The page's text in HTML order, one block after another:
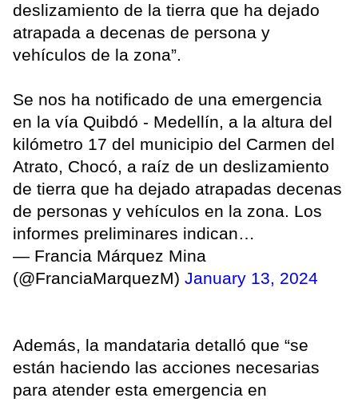
deslizamiento de la tierra que ha dejado
atrapada a decenas de persona y
vehículos de la zona”.
Se nos ha notificado de una emergencia
en la vía Quibdó - Medellín, a la altura del
kilómetro 17 del municipio del Carmen del
Atrato, Chocó, a raíz de un deslizamiento
de tierra que ha dejado atrapadas decenas
de personas y vehículos en la zona. Los
informes preliminares indican…
— Francia Márquez Mina
(@FranciaMarquezM) January 13, 2024
Además, la mandataria detalló que “se
están haciendo las acciones necesarias
para atender esta emergencia en